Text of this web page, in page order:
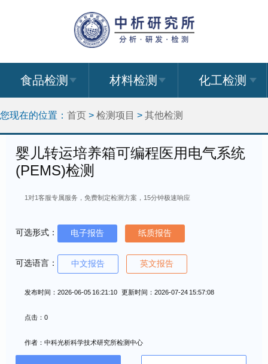
食品检测 材料检测 化工检测
您现在的位置： 首页 > 检测项目 > 其他检测
婴儿转运培养箱可编程医用电气系统
(PEMS)检测
1对1客服专属服务，免费制定检测方案，15分钟极速响应
可选形式： 电子报告 纸质报告
可选语言： 中文报告 英文报告
发布时间：2026-06-05 16:21:10 更新时间：2026-07-24 15:57:08
点击：0
作者：中科光析科学技术研究所检测中心